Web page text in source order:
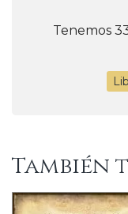
Tenemos
También